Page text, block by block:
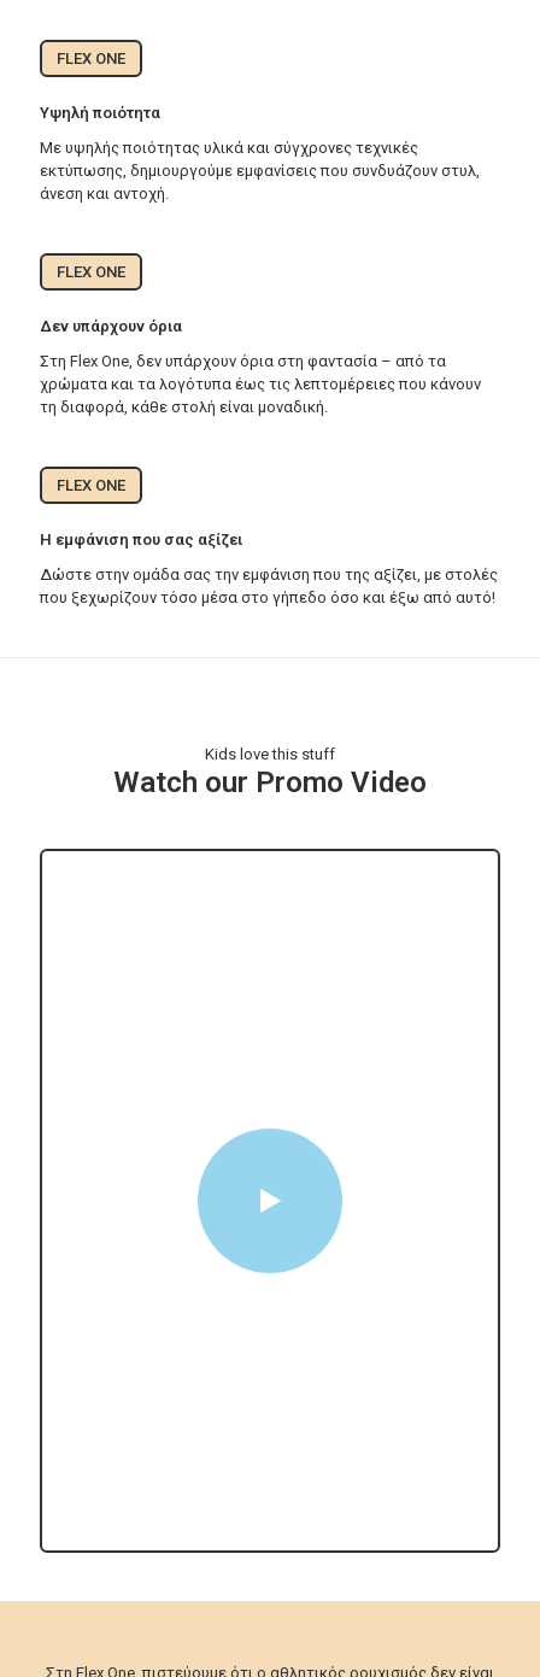
FLEX ONE
Yψηλή ποιότητα
Με υψηλής ποιότητας υλικά και σύγχρονες τεχνικές
εκτύπωσης, δημιουργούμε εμφανίσεις που συνδυάζουν στυλ,
άνεση και αντοχή.
FLEX ONE
Δεν υπάρχουν όρια
Στη Flex One, δεν υπάρχουν όρια στη φαντασία – από τα
χρώματα και τα λογότυπα έως τις λεπτομέρειες που κάνουν
τη διαφορά, κάθε στολή είναι μοναδική.
FLEX ONE
Η εμφάνιση που σας αξίζει
Δώστε στην ομάδα σας την εμφάνιση που της αξίζει, με στολές
που ξεχωρίζουν τόσο μέσα στο γήπεδο όσο και έξω από αυτό!
Watch our Promo Video
Kids love this stuff
Στη Flex One, πιστεύουμε ότι ο αθλητικός ρουχισμός δεν είναι